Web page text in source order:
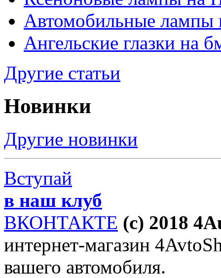
Автомобильные лампы
Ангельские глазки на
Другие статьи
Новинки
Другие новинки
Вступай
в наш клуб
ВКОНТАКТЕ (c) 2018
интернет-магазин
вашего автомобиля.